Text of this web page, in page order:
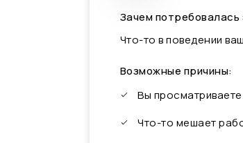
Зачем потребовалась
Что-то в поведении
Возможные причины:
Вы
Что-то мешает